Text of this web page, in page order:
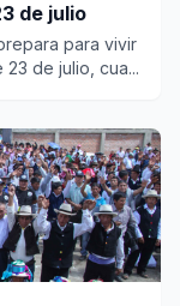
de julio
para vivir
de julio, cua...